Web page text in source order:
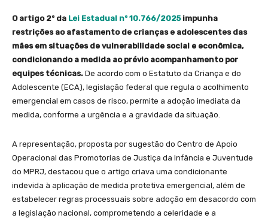
O artigo 2º da Lei Estadual nº 10.766/2025impunha
restrições ao afastamento de crianças e adolescentes das
mães em situações de vulnerabilidade social e econômica,
condicionando a medida ao prévio acompanhamento por
equipes técnicas. De acordo com o Estatuto da Criança e do
Adolescente (ECA), legislação federal que regula o acolhimento
emergencial em casos de risco, permite a adoção imediata da
medida, conforme a urgência e a gravidade da situação.
A representação, proposta por sugestão do Centro de Apoio
Operacional das Promotorias de Justiça da Infância e Juventude
do MPRJ, destacou que o artigo criava uma condicionante
indevida à aplicação de medida protetiva emergencial, além de
estabelecer regras processuais sobre adoção em desacordo com
a legislação nacional, comprometendo a celeridade e a